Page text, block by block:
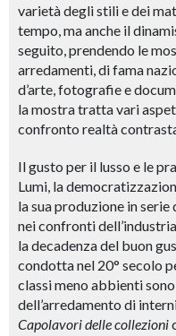
varietà degli stili e dei
tempo, ma anche il
seguito, prendendo le
arredamenti, di fama
d’arte, fotografie e
la mostra tratta vari
confronto realtà
Il gusto per il lusso e le
Lumi, la
la sua produzione in
nei confronti
la decadenza del buon
condotta nel 20° secolo
classi meno abbienti
dell’arredamento di
Capolavori delle collezioni